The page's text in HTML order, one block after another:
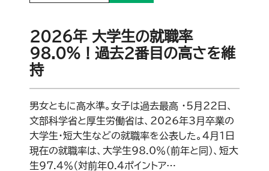
2026年 大学生の就職率
98.0％！過去2番目の高さを維
持
男女ともに高水準。女子は過去最高 ・5月22日、
文部科学省と厚生労働省は、2026年3月卒業の
大学生・短大生などの就職率を公表した。4月1日
現在の就職率は、大学生98.0％（前年と同）、短大
生97.4％（対前年0.4ポイントア…